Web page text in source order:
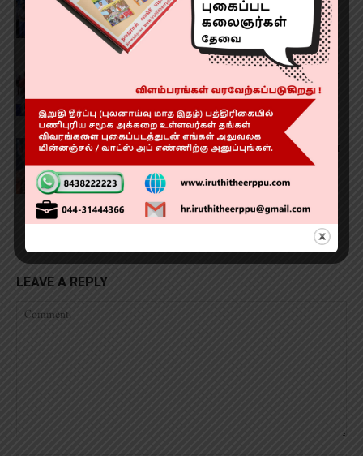
சந்திப்பு
‘அரூபி’ டிரெய்லர் மற்றும் இசை வெளியீட்டு
‘தி டார்க் ஹெவன்’ இசை வெளியீட்டு விழா
LEAVE A REPLY